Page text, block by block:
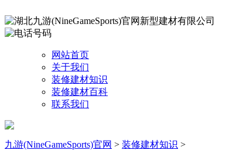
网站首页
关于我们
装修建材知识
装修建材百科
联系我们
九游(NineGameSports)官网 > 装修建材知识 >